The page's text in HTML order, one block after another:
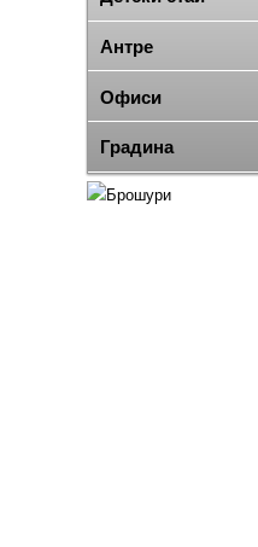
Антре
Офиси
Градина